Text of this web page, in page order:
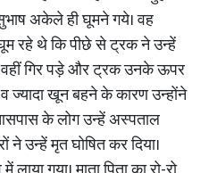
अकेले ही घूमने गये। वह
रहे थे कि पीछे से ट्रक ने उन्हें
गिर पड़े और ट्रक उनके ऊपर
खून बहने के कारण उन्होंने
के लोग उन्हें अस्पताल
उन्हें मृत घोषित कर दिया।